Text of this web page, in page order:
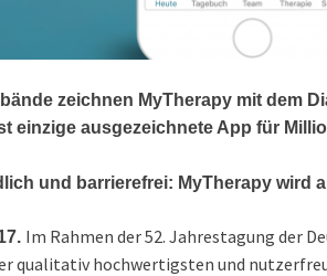
zeichnen MyTherapy mit dem
einzige ausgezeichnete App für
und barrierefrei: MyTherapy wird
Im Rahmen der 52. Jahrestagung der
qualitativ hochwertigsten und